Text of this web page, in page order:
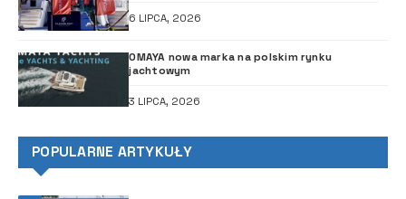
6 LIPCA, 2026
OMAYA nowa marka na polskim rynku
jachtowym
3 LIPCA, 2026
POPULARNE ARTYKUŁY